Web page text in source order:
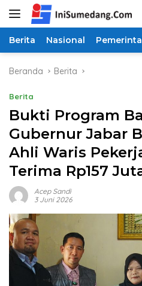
Langsung
Berita Nasional
Beranda Berita
Berita
Bukti Program
Gubernur Jabar
Ahli Waris
Terima Rp157
Acep Sandi
3 Juni 2026